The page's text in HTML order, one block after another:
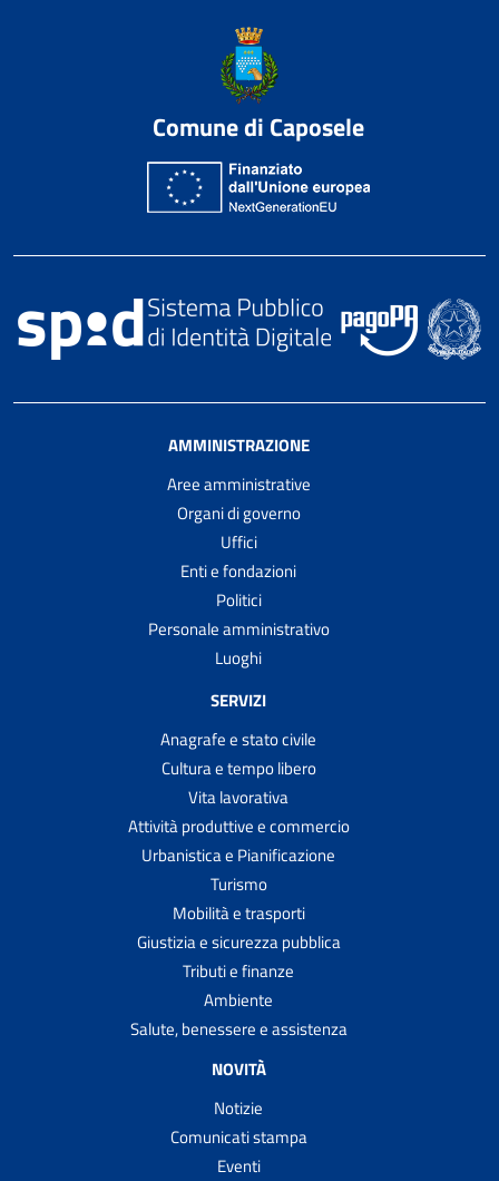
Comune di Caposele
AMMINISTRAZIONE
Aree amministrative
Organi di governo
Uffici
Enti e fondazioni
Politici
Personale amministrativo
Luoghi
SERVIZI
Anagrafe e stato civile
Cultura e tempo libero
Vita lavorativa
Attività produttive e commercio
Urbanistica e Pianificazione
Turismo
Mobilità e trasporti
Giustizia e sicurezza pubblica
Tributi e finanze
Ambiente
Salute, benessere e assistenza
NOVITÀ
Notizie
Comunicati stampa
Eventi